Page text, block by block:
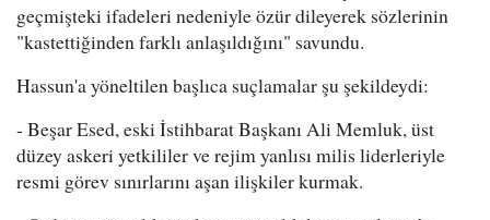
geçmişteki ifadeleri nedeniyle özür dileyerek sözlerinin
"kastettiğinden farklı anlaşıldığını" savundu.
Hassun'a yöneltilen başlıca suçlamalar şu şekildeydi:
- Beşar Esed, eski İstihbarat Başkanı Ali Memluk, üst
düzey askeri yetkililer ve rejim yanlısı milis liderleriyle
resmi görev sınırlarını aşan ilişkiler kurmak.